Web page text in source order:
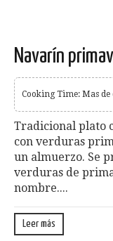
Navarín
Cooking Time: Mas de
Tradicional plato
con verduras
un almuerzo. Se
verduras de
nombre....
Leer más